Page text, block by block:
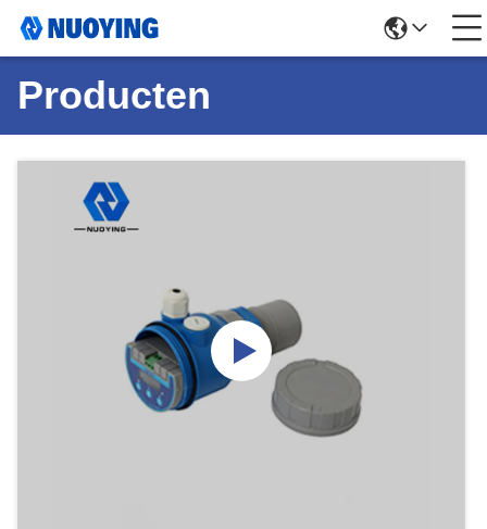
Producten